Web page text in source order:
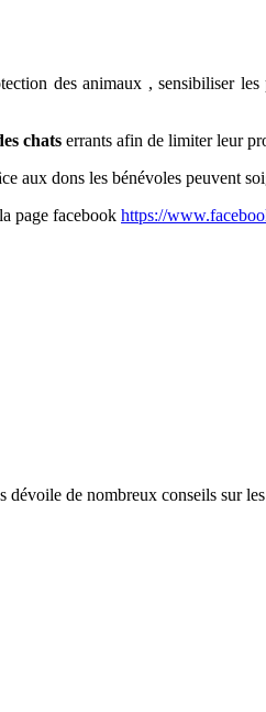
des animaux , sensibiliser
chats errants afin de limiter leur
aux dons les bénévoles peuvent
page facebook https://
de nombreux conseils sur